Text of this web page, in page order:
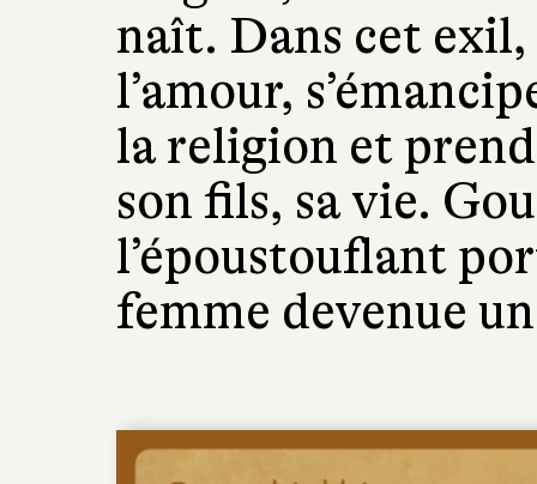
naît. Dans cet
l’amour,
la religion et
son fils, sa vie.
l’époustouflant
femme devenue